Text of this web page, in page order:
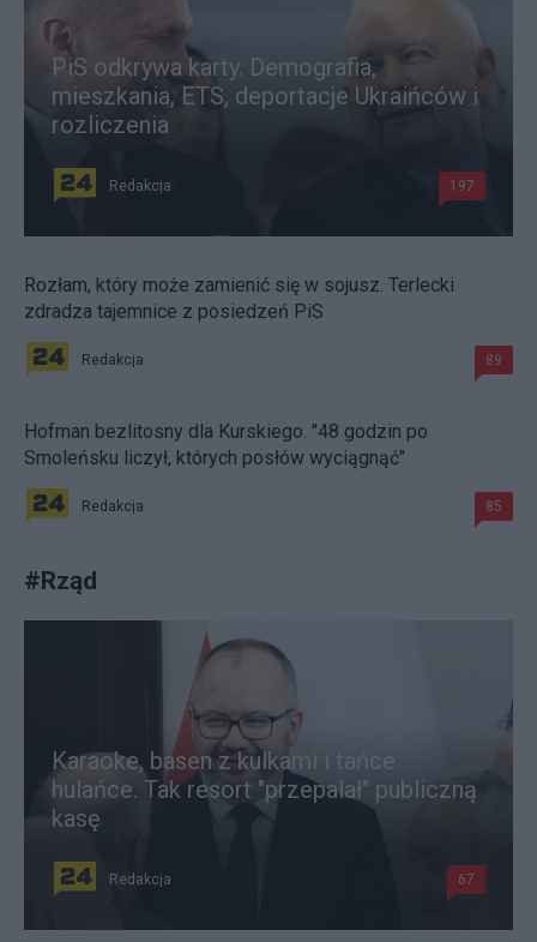
PiS odkrywa karty. Demografia,
mieszkania, ETS, deportacje Ukraińców i
rozliczenia
Redakcja 197
Rozłam, który może zamienić się w sojusz. Terlecki
zdradza tajemnice z posiedzeń PiS
Redakcja 89
Hofman bezlitosny dla Kurskiego. "48 godzin po
Smoleńsku liczył, których posłów wyciągnąć"
Redakcja 85
#Rząd
Karaoke, basen z kulkami i tańce
hulańce. Tak resort "przepalał" publiczną
kasę
Redakcja 67